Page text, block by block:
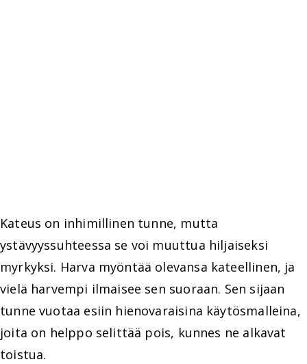
Kateus on inhimillinen tunne, mutta
ystävyyssuhteessa se voi muuttua hiljaiseksi
myrkyksi. Harva myöntää olevansa kateellinen, ja
vielä harvempi ilmaisee sen suoraan. Sen sijaan
tunne vuotaa esiin hienovaraisina käytösmalleina,
joita on helppo selittää pois, kunnes ne alkavat
toistua.